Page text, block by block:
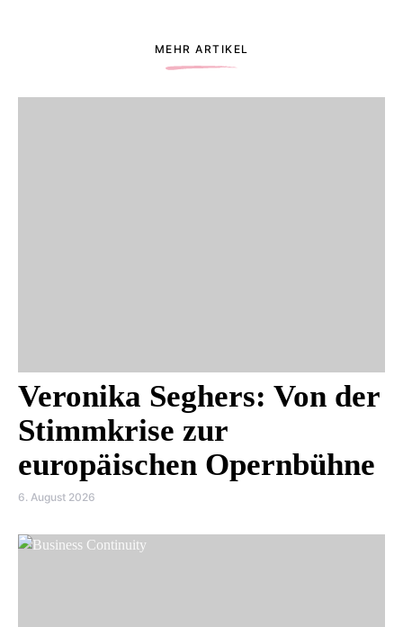
MEHR ARTIKEL
Veronika Seghers: Von der
Stimmkrise zur
europäischen Opernbühne
6. August 2026